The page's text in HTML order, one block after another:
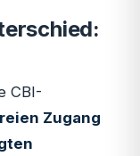
CBI-
Zugang